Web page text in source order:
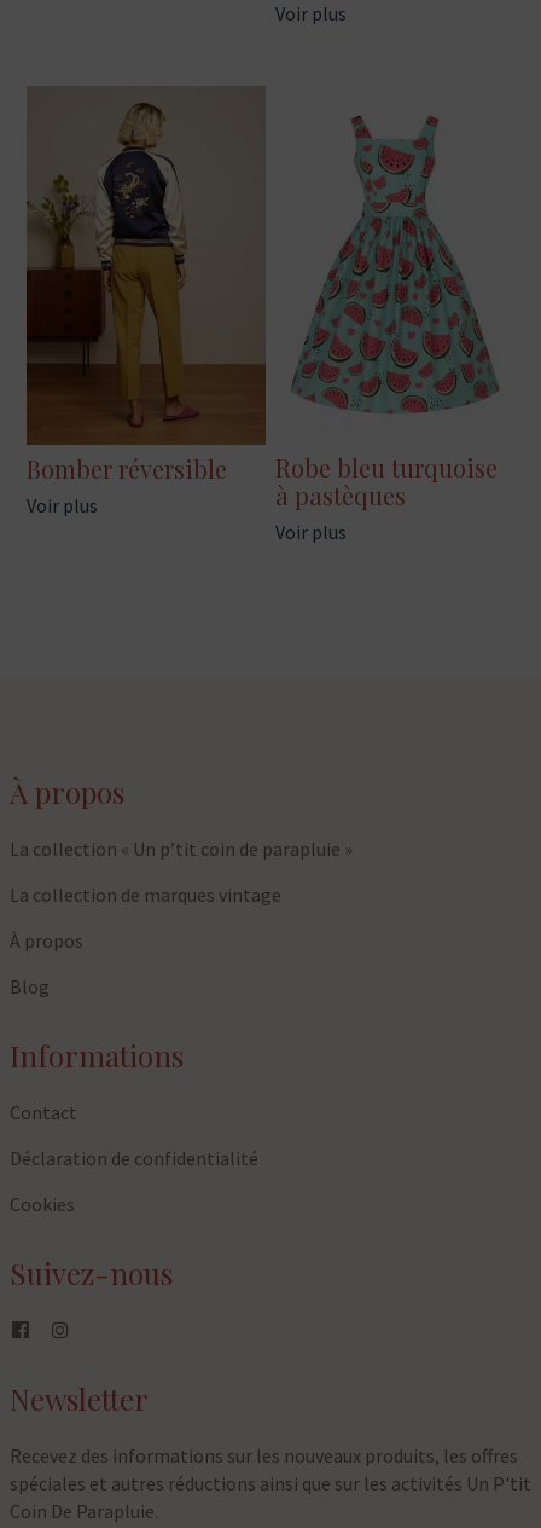
Voir plus
Bomber réversible
Voir plus
Robe bleu turquoise
à pastèques
Voir plus
À propos
La collection « Un p’tit coin de parapluie »
La collection de marques vintage
À propos
Blog
Informations
Contact
Déclaration de confidentialité
Cookies
Suivez-nous
Newsletter
Recevez des informations sur les nouveaux produits, les offres
spéciales et autres réductions ainsi que sur les activités Un P'tit
Coin De Parapluie.